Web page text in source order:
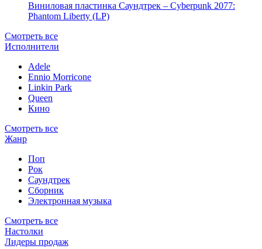
Виниловая пластинка Саундтрек – Cyberpunk 2077:
Phantom Liberty (LP)
Смотреть все
Исполнители
Adele
Ennio Morricone
Linkin Park
Queen
Кино
Смотреть все
Жанр
Поп
Рок
Саундтрек
Сборник
Электронная музыка
Смотреть все
Настолки
Лидеры продаж